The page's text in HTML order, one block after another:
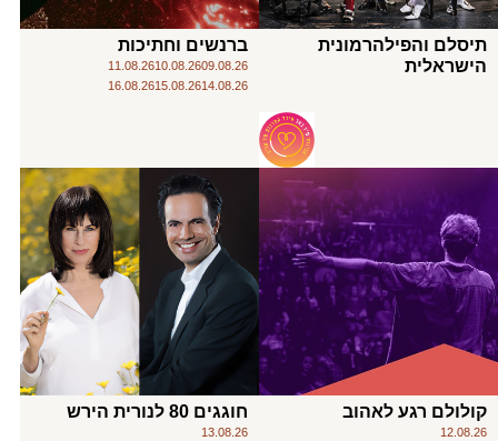
תיסלם והפילהרמונית
הישראלית
ברנשים וחתיכות
09.08.26
10.08.26
11.08.26
14.08.26
15.08.26
16.08.26
קולולם רגע לאהוב
12.08.26
חוגגים 80 לנורית הירש
13.08.26